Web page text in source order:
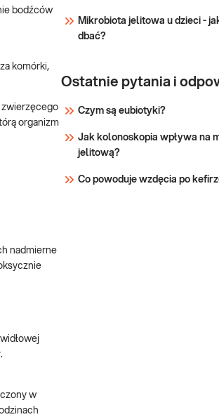
bodźców
komórki,
zwierzęcego
organizm
nadmierne
w
Mikrobiota jelitowa u dzieci -
dbać?
Ostatnie pytania i
Czym są eubiotyki?
Jak kolonoskopia wpływa na
jelitową?
Co powoduje wzdęcia po